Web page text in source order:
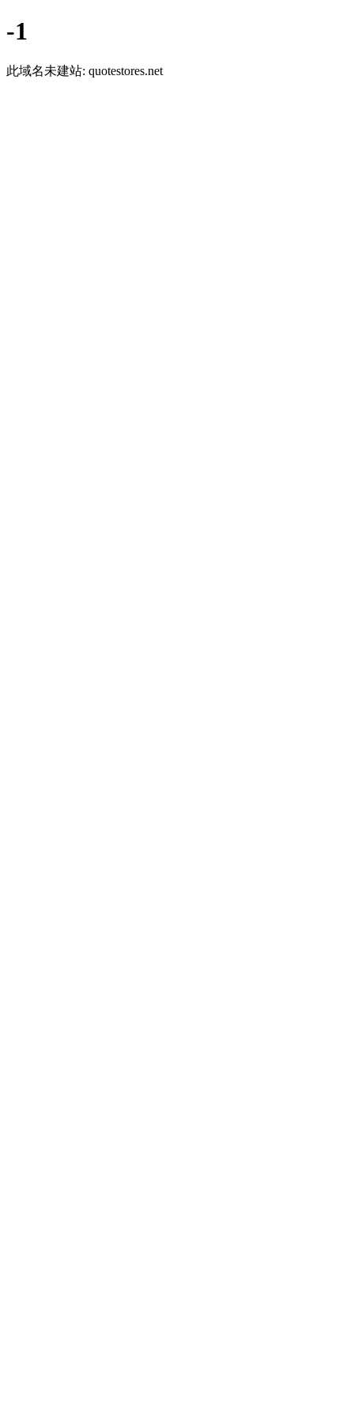
-1
此域名未建站: quotestores.net